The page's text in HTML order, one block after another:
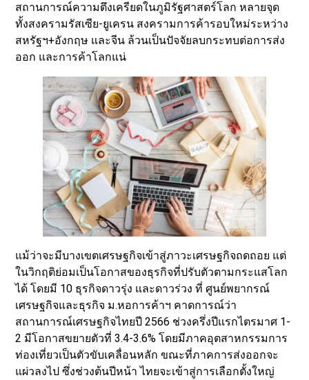
สถานการณ์ความตึงเครียดในภูมิรัฐศาสตร์โลก หลายจุด
ทั้งสงครามรัสเซีย-ยูเครน สงครามการค้ารอบใหม่ระหว่าง
สหรัฐฯ+อังกฤษ และจีน ล้วนเป็นปัจจัยลบกระทบต่อการส่ง
ออก และการค้าโลกแน่
แม้ว่าจะมีบางเขตเศรษฐกิจเข้าสู่ภาวะเศรษฐกิจถดถอย แต่
ในวิกฤติย่อมเป็นโอกาสของธุรกิจที่ปรับตัวตามกระแสโลก
ได้ โดยมี 10 ธุรกิจดาวรุ่ง และดาวร่วง ที่ ศูนย์พยากรณ์
เศรษฐกิจและธุรกิจ ม.หอการค้าฯ คาดการณ์ว่า
สถานการณ์เศรษฐกิจไทยปี 2566 ช่วงครึ่งปีแรกไตรมาศ 1-
2 มีโอกาสขยายตัวที่ 3.4-3.6% โดยมีภาคอุตสาหกรรมการ
ท่องเที่ยวเป็นตัวขับเคลื่อนหลัก ขณะที่ภาคการส่งออกจะ
แผ่วลงไป ซึ่งช่วงต้นปีหน้า ไทยจะเข้าสู่การเลือกตั้งใหญ่